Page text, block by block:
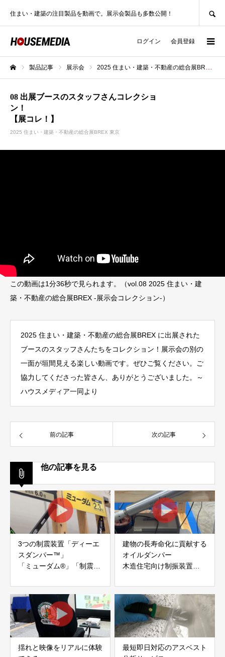
住まい・建築の注目製品を動画で。展示会製品も多数公開！
ログイン 会員登録
製品記事 展示会 2025 住まい・建築・不動産の総合展BREX 東京
08 出展ブースのスタッフさんコレクショ
ン！
【展コレ！】
2025 住まい・建築・不動産の総合展BREX 東京
この動画は1分36秒で見られます。（vol.08 2025 住まい・建
築・不動産の総合展BREX -展示会コレクション-）
2025 住まい・建築・不動産の総合展BREX に出展された
ブースのスタッフさんたちをコレクション！展示会の別の
一面が垣間見える楽しい動画です。ぜひご覧ください。ご
協力してくださった皆さん、ありがとうございました。～
ハウスメディア一同より
前の記事 次の記事
他の記事を見る
3つの制震装置「ディーエ
スダンパー™」
「ミューダム®」「制震テ
アイディールブレーン株式
会社
建物の長寿命化に貢献する
オイルダンパー
木造住宅向け制振装置
株式会社evoltz
揺れと映像をリアルに体験
最短即日対応のアスベスト